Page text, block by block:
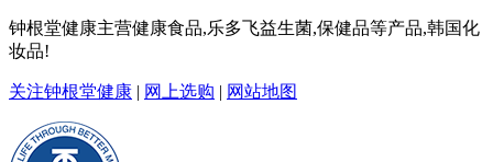
钟根堂健康主营健康食品,乐多飞益生菌,保健品等产品,韩国化
妆品!
关注钟根堂健康 | 网上选购 | 网站地图